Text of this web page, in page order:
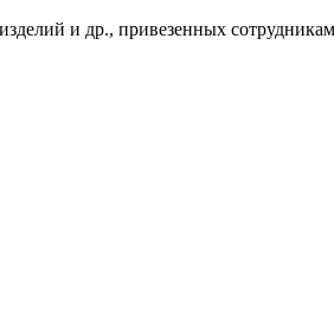
и др., привезенных